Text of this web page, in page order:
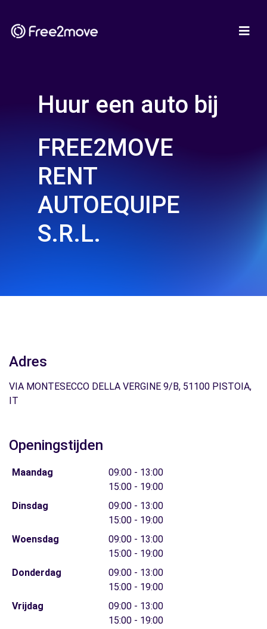
Huur een auto bij
FREE2MOVE
RENT
AUTOEQUIPE
S.R.L.
Adres
VIA MONTESECCO DELLA VERGINE 9/B, 51100 PISTOIA,
IT
Openingstijden
Maandag
09:00 - 13:00
15:00 - 19:00
Dinsdag
09:00 - 13:00
15:00 - 19:00
Woensdag
09:00 - 13:00
15:00 - 19:00
Donderdag
09:00 - 13:00
15:00 - 19:00
Vrijdag
09:00 - 13:00
15:00 - 19:00